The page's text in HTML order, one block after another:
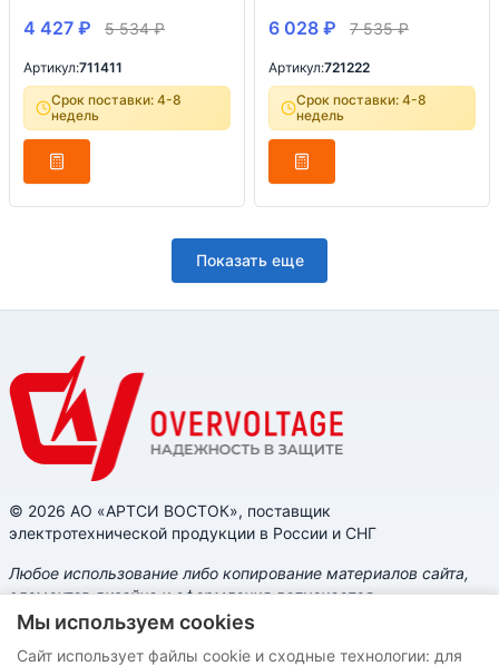
4 427 ₽ 5 534₽
Артикул:711411
Срок поставки: 4-8
недель
6 028 ₽ 7 535₽
Артикул:721222
Срок поставки: 4-8
недель
Показать еще
© 2026 АО «АРТСИ ВОСТОК», поставщик
электротехнической продукции в России и СНГ
Любое использование либо копирование материалов сайта,
элементов дизайна и оформления допускается
исключительно с разрешения правообладателя, с
обязательной ссылкой на источник: overvoltage.ru
Мы используем cookies
Сайт использует файлы cookie и сходные технологии: для